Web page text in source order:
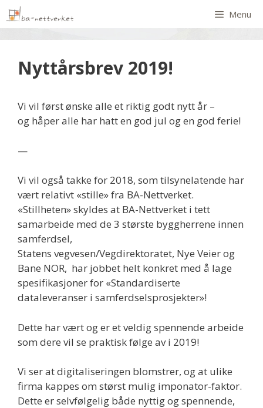
Menu
Nyttårsbrev 2019!
Vi vil først ønske alle et riktig godt nytt år –
og håper alle har hatt en god jul og en god ferie!
—
Vi vil også takke for 2018, som tilsynelatende har
vært relativt «stille» fra BA-Nettverket.
«Stillheten» skyldes at BA-Nettverket i tett
samarbeide med de 3 største byggherrene innen
samferdsel,
Statens vegvesen/Vegdirektoratet, Nye Veier og
Bane NOR, har jobbet helt konkret med å lage
spesifikasjoner for «Standardiserte
dataleveranser i samferdselsprosjekter»!
Dette har vært og er et veldig spennende arbeide
som dere vil se praktisk følge av i 2019!
Vi ser at digitaliseringen blomstrer, og at ulike
firma kappes om størst mulig imponator-faktor.
Dette er selvfølgelig både nyttig og spennende,